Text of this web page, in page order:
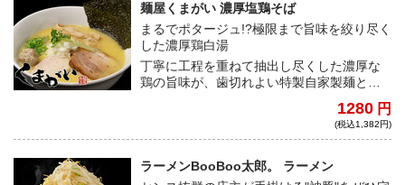
麺屋くまがい 濃厚塩鶏そば
まるでポタージュ!?極限まで旨味を絞り尽く
した濃厚鶏白湯
丁寧に工程を重ねて抽出し尽くした濃厚な
鶏の旨味が、歯切れよい特製自家製麺と絡
ージュスープを一度口にすれば、完飲せず
1280 円
(税込1,382円)
ラーメンBooBoo太郎。 ラーメン